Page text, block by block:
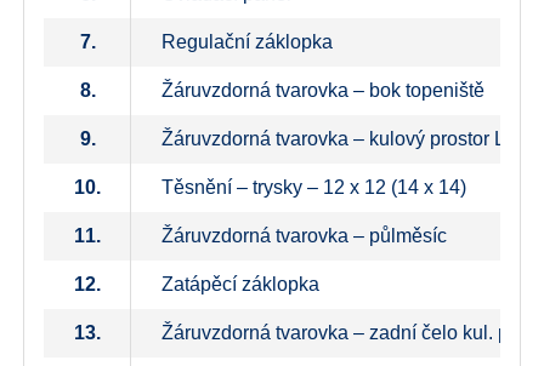
7. Regulační záklopka
8. Žáruvzdorná tvarovka – bok topeniště
9. Žáruvzdorná tvarovka – kulový prostor L + P
10. Těsnění – trysky – 12 x 12 (14 x 14)
11. Žáruvzdorná tvarovka – půlměsíc
12. Zatápěcí záklopka
13. Žáruvzdorná tvarovka – zadní čelo kul.